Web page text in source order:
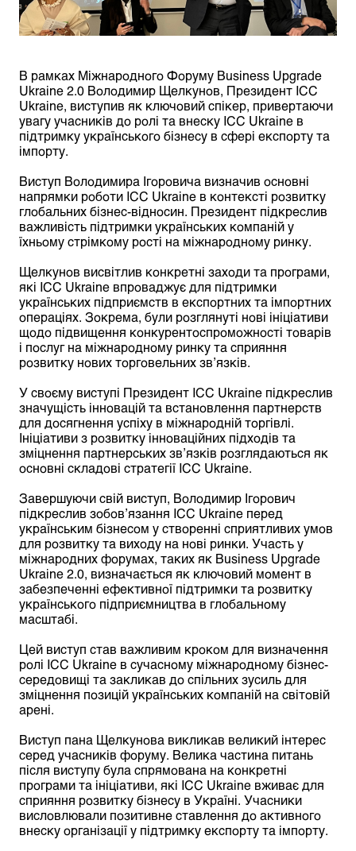
В рамках Міжнародного Форуму Business Upgrade
Ukraine 2.0 Володимир Щелкунов, Президент ICC
Ukraine, виступив як ключовий спікер, привертаючи
увагу учасників до ролі та внеску ICC Ukraine в
підтримку українського бізнесу в сфері експорту та
імпорту.
Виступ Володимира Ігоровича визначив основні
напрямки роботи ICC Ukraine в контексті розвитку
глобальних бізнес-відносин. Президент підкреслив
важливість підтримки українських компаній у
їхньому стрімкому рості на міжнародному ринку.
Щелкунов висвітлив конкретні заходи та програми,
які ICC Ukraine впроваджує для підтримки
українських підприємств в експортних та імпортних
операціях. Зокрема, були розглянуті нові ініціативи
щодо підвищення конкурентоспроможності товарів
і послуг на міжнародному ринку та сприяння
розвитку нових торговельних зв’язків.
У своєму виступі Президент ICC Ukraine підкреслив
значущість інновацій та встановлення партнерств
для досягнення успіху в міжнародній торгівлі.
Ініціативи з розвитку інноваційних підходів та
зміцнення партнерських зв’язків розглядаються як
основні складові стратегії ICC Ukraine.
Завершуючи свій виступ, Володимир Ігорович
підкреслив зобов’язання ICC Ukraine перед
українським бізнесом у створенні сприятливих умов
для розвитку та виходу на нові ринки. Участь у
міжнародних форумах, таких як Business Upgrade
Ukraine 2.0, визначається як ключовий момент в
забезпеченні ефективної підтримки та розвитку
українського підприємництва в глобальному
масштабі.
Цей виступ став важливим кроком для визначення
ролі ICC Ukraine в сучасному міжнародному бізнес-
середовищі та закликав до спільних зусиль для
зміцнення позицій українських компаній на світовій
арені.
Виступ пана Щелкунова викликав великий інтерес
серед учасників форуму. Велика частина питань
після виступу була спрямована на конкретні
програми та ініціативи, які ICC Ukraine вживає для
сприяння розвитку бізнесу в Україні. Учасники
висловлювали позитивне ставлення до активного
внеску організації у підтримку експорту та імпорту.